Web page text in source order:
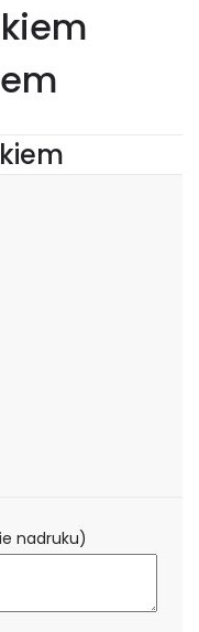
nadruku)